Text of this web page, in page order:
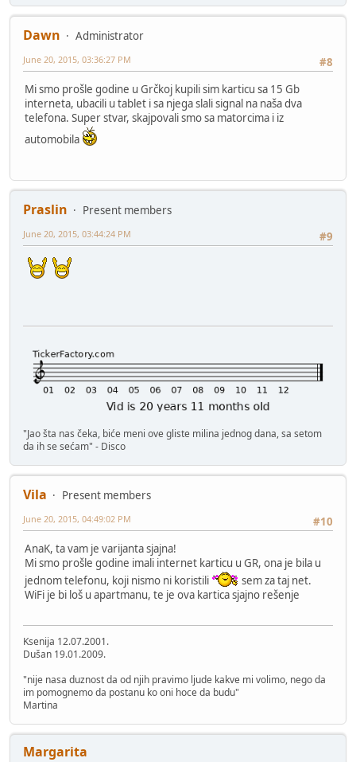
Dawn
Administrator
#8
June 20, 2015, 03:36:27 PM
Mi smo prošle godine u Grčkoj kupili sim karticu sa 15 Gb
interneta, ubacili u tablet i sa njega slali signal na naša dva
telefona. Super stvar, skajpovali smo sa matorcima i iz
automobila
Praslin
Present members
#9
June 20, 2015, 03:44:24 PM
"Jao šta nas čeka, biće meni ove gliste milina jednog dana, sa setom
da ih se sećam" - Disco
Vila
Present members
#10
June 20, 2015, 04:49:02 PM
AnaK, ta vam je varijanta sjajna!
Mi smo prošle godine imali internet karticu u GR, ona je bila u
jednom telefonu, koji nismo ni koristili
sem za taj net.
WiFi je bi loš u apartmanu, te je ova kartica sjajno rešenje
Ksenija 12.07.2001.
Dušan 19.01.2009.
"nije nasa duznost da od njih pravimo ljude kakve mi volimo, nego da
im pomognemo da postanu ko oni hoce da budu"
Martina
Margarita